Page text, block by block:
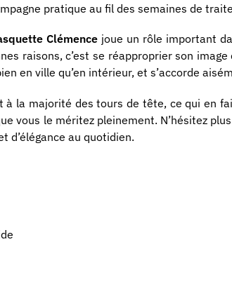
pratique au fil des semaines de
Clémence joue un rôle important
raisons, c’est se réapproprier son
en ville qu’en intérieur, et s’accorde
à la majorité des tours de tête, ce qui en
vous le méritez pleinement. N’hésitez
d’élégance au quotidien.